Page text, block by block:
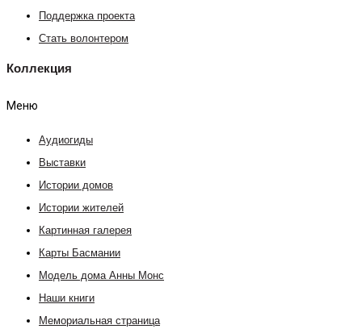
Поддержка проекта
Стать волонтером
Коллекция
Меню
Аудиогиды
Выставки
Истории домов
Истории жителей
Картинная галерея
Карты Басмании
Модель дома Анны Монс
Наши книги
Мемориальная страница